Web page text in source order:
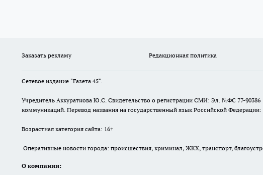
Заказать рекламу Редакционная политика
Сетевое издание "Газета 45".
Учредитель Аккуратнова Ю.С. Свидетельство о регистрации СМИ: Эл. №ФС 77-
коммуникаций. Перевод названия на государственный язык Российской Федерации:
Возрастная категория сайта: 16+
Оперативные новости города: происшествия, криминал, ЖКХ, транспорт,
О компании: